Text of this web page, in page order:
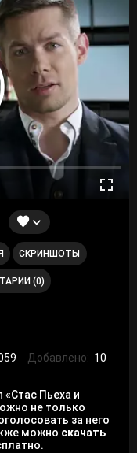
СКРИНШОТЫ
(0)
Добавлено: 10
Пьеха и
не только
за него
можно скачать